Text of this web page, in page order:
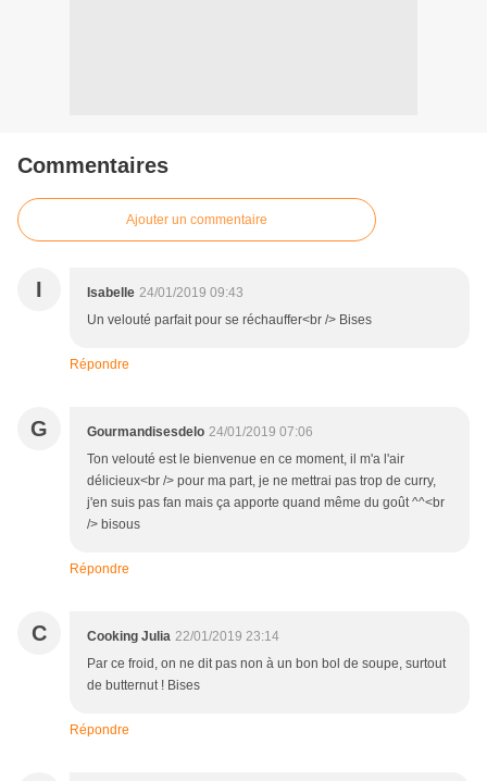
Commentaires
Ajouter un commentaire
I Isabelle 24/01/2019 09:43
Un velouté parfait pour se réchauffer<br /> Bises
Répondre
G Gourmandisesdelo 24/01/2019 07:06
Ton velouté est le bienvenue en ce moment, il m'a l'air
délicieux<br /> pour ma part, je ne mettrai pas trop de curry,
j'en suis pas fan mais ça apporte quand même du goût ^^<br
/> bisous
Répondre
C Cooking Julia 22/01/2019 23:14
Par ce froid, on ne dit pas non à un bon bol de soupe, surtout
de butternut ! Bises
Répondre